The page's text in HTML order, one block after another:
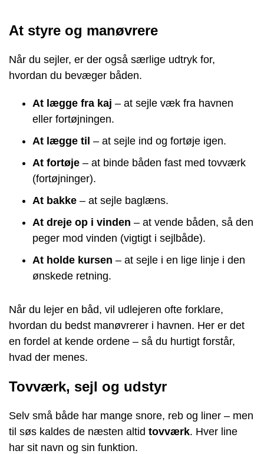
At styre og manøvrere
Når du sejler, er der også særlige udtryk for,
hvordan du bevæger båden.
At lægge fra kaj – at sejle væk fra havnen
eller fortøjningen.
At lægge til – at sejle ind og fortøje igen.
At fortøje – at binde båden fast med tovværk
(fortøjninger).
At bakke – at sejle baglæns.
At dreje op i vinden – at vende båden, så den
peger mod vinden (vigtigt i sejlbåde).
At holde kursen – at sejle i en lige linje i den
ønskede retning.
Når du lejer en båd, vil udlejeren ofte forklare,
hvordan du bedst manøvrerer i havnen. Her er det
en fordel at kende ordene – så du hurtigt forstår,
hvad der menes.
Tovværk, sejl og udstyr
Selv små både har mange snore, reb og liner – men
til søs kaldes de næsten altid tovværk. Hver line
har sit navn og sin funktion.